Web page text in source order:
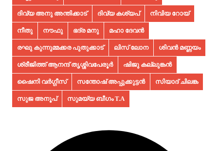
ദിവ്യ അനു അന്തിക്കാട് ദിവ്യ കശ്യപ് നിവിയ റോയ്
നീതു നൗഫു ഭദ്ര മനു മഹാ ദേവൻ
രഘു കുന്നുമ്മക്കര പുതുക്കാട് ലിസ് ലോന ശിവൻ മണ്ണയം
ശ്രീജിത്ത് ആനന്ദ് തൃശ്ശിവപേരൂർ ഷിജു കല്ലുങ്കൻ
ഷൈനി വർഗ്ഗീസ് സന്തോഷ് അപ്പുക്കുട്ടൻ സിയാദ് ചിലങ്ക
സുജ അനൂപ്‌ സുമയ്യ ബീഗം T.A